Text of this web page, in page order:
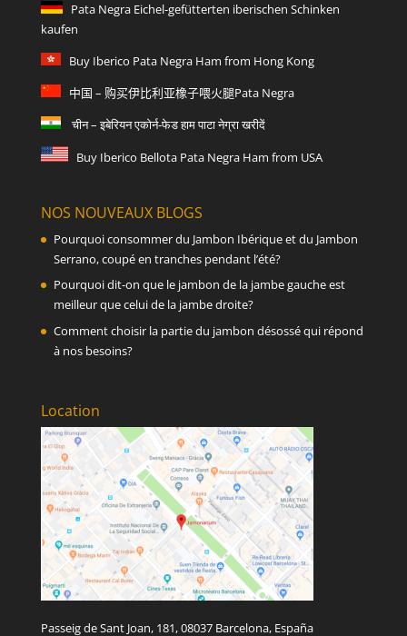
Pata Negra Eichel-gefütterten iberischen Schinken
kaufen
Buy Iberico Pata Negra Ham from Hong Kong
中国 – 购买伊比利亚橡子喂火腿Pata Negra
चीन – इबेरियन एकोर्न-फेड हाम पाटा नेग्रा खरीदें
Buy Iberico Bellota Pata Negra Ham from USA
NOS NOUVEAUX BLOGS
Pourquoi consommer du Jambon Ibérique et du Jambon
Serrano, coupé en tranches pendant l’été?
Pourquoi dit-on que le jambon de la jambe gauche est
meilleur que celui de la jambe droite?
Comment choisir la partie du jambon désossé qui répond
à nos besoins?
Location
Passeig de Sant Joan, 181, 08037 Barcelona, España